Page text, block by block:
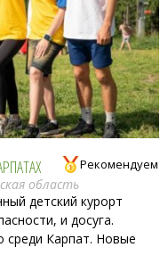
область
детский курорт
и досуга.
среди Карпат. Новые
Рекомендуем